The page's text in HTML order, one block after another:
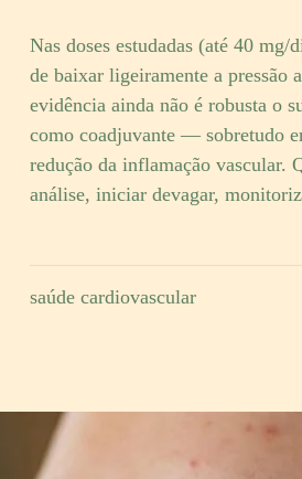
Nas doses estudadas (até 40
de baixar ligeiramente a pressão
evidência ainda não é robusta o
como coadjuvante — sobretudo
redução da inflamação vascular.
análise, iniciar devagar,
saúde cardiovascular